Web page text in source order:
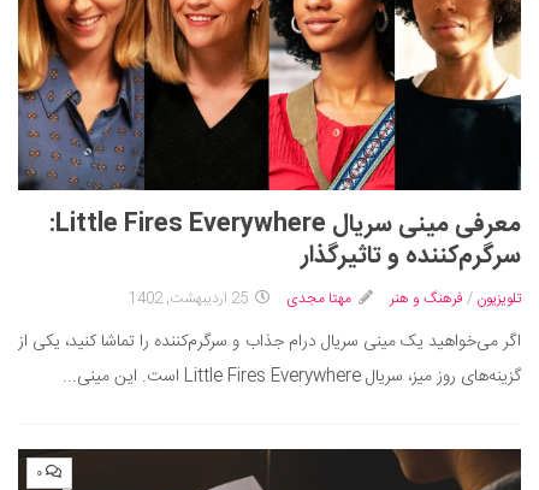
معرفی مینی سریال Little Fires Everywhere:
سرگرم‌کننده و تاثیرگذار
تلویزیون / فرهنگ و هنر مهتا مجدی 25 اردیبهشت, 1402
اگر می‌خواهید یک مینی سریال درام جذاب و سرگرم‌کننده را تماشا کنید، یکی از
گزینه‌های روز میز، سریال Little Fires Everywhere است. این مینی...
۰